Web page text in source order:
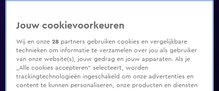
Jouw cookievoorkeuren
Wij en onze28 partners gebruiken cookies en vergelijkbare
technieken om informatie te verzamelen over jou als gebruiker
van onze website(s), jouw gedrag en jouw apparaten. Als je
„Alle cookies accepteren” selecteert, worden
trackingtechnologieën ingeschakeld om onze advertenties en
content te kunnen personaliseren, onze producten en diensten